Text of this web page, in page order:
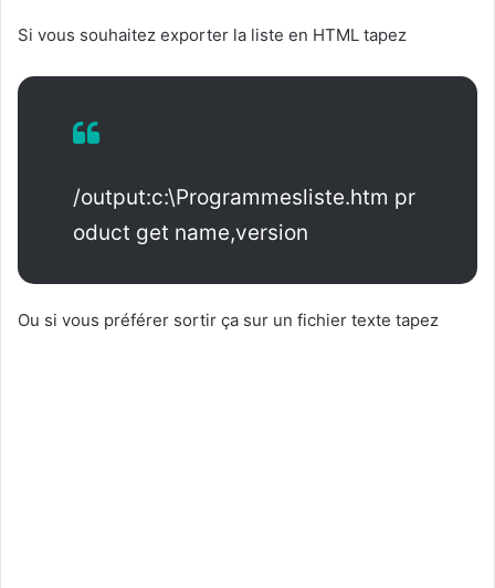
Si vous souhaitez exporter la liste en HTML tapez
/output:c:\Programmesliste.htm pr
oduct get name,version
Ou si vous préférer sortir ça sur un fichier texte tapez